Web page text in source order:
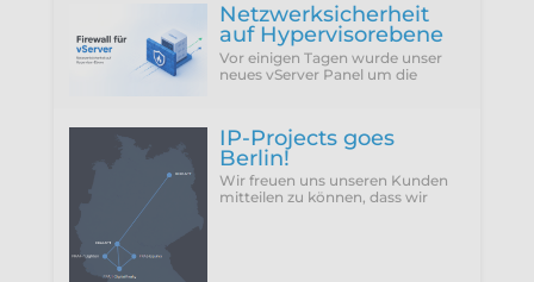
Netzwerksicherheit
auf Hypervisorebene
Vor einigen Tagen wurde unser
neues vServer Panel um die
IP-Projects goes
Berlin!
Wir freuen uns unseren Kunden
mitteilen zu können, dass wir